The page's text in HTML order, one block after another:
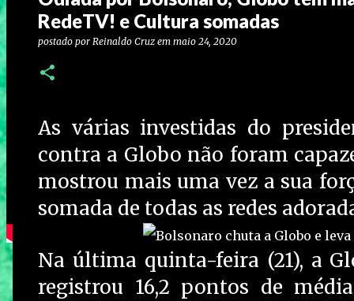
RedeTV! e Cultura somadas
postado por Reinaldo Cruz em maio 24, 2020
As várias investidas do
contra a Globo não foram
mostrou mais uma vez a sua
somada de todas as redes
Na última quinta-feira (21), a
registrou 16,2 pontos de